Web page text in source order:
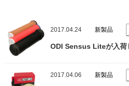
2017.04.24 新製品
ODI Sensus Liteが入荷
2017.04.06 新製品